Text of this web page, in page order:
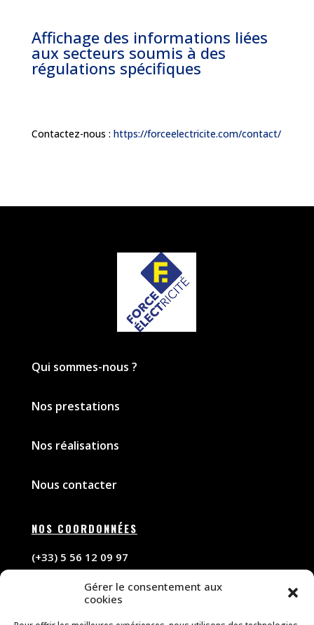
Gérer le consentement aux
cookies
Affichage des informations liées
aux secteurs soumis à des
régulations spécifiques
Contactez-nous : https://forceelectricite.com/contact/
Qui sommes-nous ?
Nos prestations
Nos réalisations
Nous contacter
NOS COORDONNÉES
(+33) 5 56 12 09 97
contact@forceelectricite.com